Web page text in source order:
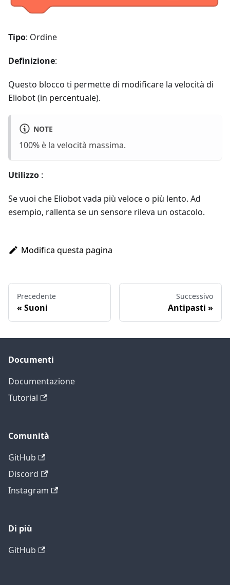
Tipo: Ordine
Definizione:
Questo blocco ti permette di modificare la velocità di
Eliobot (in percentuale).
NOTE
100% è la velocità massima.
Utilizzo :
Se vuoi che Eliobot vada più veloce o più lento. Ad
esempio, rallenta se un sensore rileva un ostacolo.
Modifica questa pagina
Precedente
Suoni
Successivo
Antipasti
Documenti
Documentazione
Tutorial
Comunità
GitHub
Discord
Instagram
Di più
GitHub